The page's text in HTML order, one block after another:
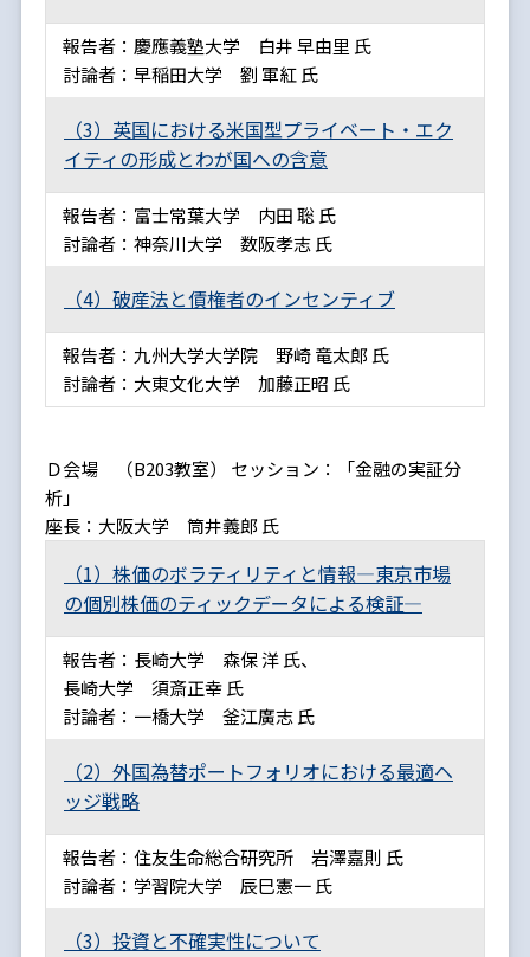
報告者：慶應義塾大学 白井 早由里 氏
討論者：早稲田大学 劉 軍紅 氏
（3）英国における米国型プライベート・エク
イティの形成とわが国への含意
報告者：富士常葉大学 内田 聡 氏
討論者：神奈川大学 数阪孝志 氏
（4）破産法と債権者のインセンティブ
報告者：九州大学大学院 野崎 竜太郎 氏
討論者：大東文化大学 加藤正昭 氏
Ｄ会場 （B203教室） セッション：「金融の実証分
析」
座長：大阪大学 筒井義郎 氏
（1）株価のボラティリティと情報―東京市場
の個別株価のティックデータによる検証―
報告者：長崎大学 森保 洋 氏、
長崎大学 須斎正幸 氏
討論者：一橋大学 釜江廣志 氏
（2）外国為替ポートフォリオにおける最適ヘ
ッジ戦略
報告者：住友生命総合研究所 岩澤嘉則 氏
討論者：学習院大学 辰巳憲一 氏
（3）投資と不確実性について